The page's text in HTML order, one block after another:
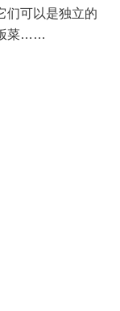
们可以是独立的
菜……